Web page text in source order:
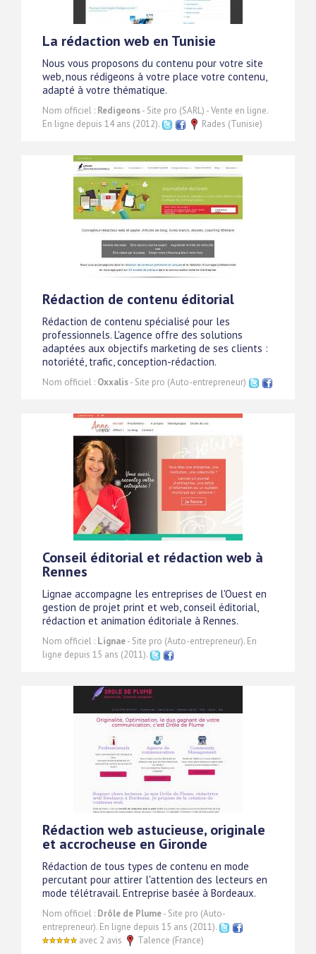
La rédaction web en Tunisie
Nous vous proposons du contenu pour votre site
web, nous rédigeons à votre place votre contenu,
adapté à votre thématique.
Nom officiel : Redigeons- Site pro (SARL) - Vente en ligne.
En ligne depuis 14 ans (2012).
Rades (Tunisie)
Rédaction de contenu éditorial
Rédaction de contenu spécialisé pour les
professionnels. L'agence offre des solutions
adaptées aux objectifs marketing de ses clients :
notoriété, trafic, conception-rédaction.
Nom officiel : Oxxalis- Site pro (Auto-entrepreneur)
Conseil éditorial et rédaction web à
Rennes
Lignae accompagne les entreprises de l'Ouest en
gestion de projet print et web, conseil éditorial,
rédaction et animation éditoriale à Rennes.
Nom officiel : Lignae- Site pro (Auto-entrepreneur). En
ligne depuis 15 ans (2011).
Rédaction web astucieuse, originale
et accrocheuse en Gironde
Rédaction de tous types de contenu en mode
percutant pour attirer l'attention des lecteurs en
mode télétravail. Entreprise basée à Bordeaux.
Nom officiel : Drôle de Plume- Site pro (Auto-
entrepreneur). En ligne depuis 15 ans (2011).
avec 2 avis
Talence (France)